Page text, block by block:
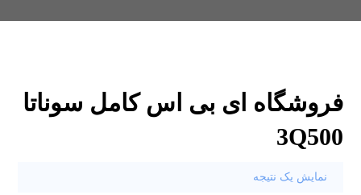
فروشگاه ای بی اس کامل سوناتا
3Q500
نمایش یک نتیجه